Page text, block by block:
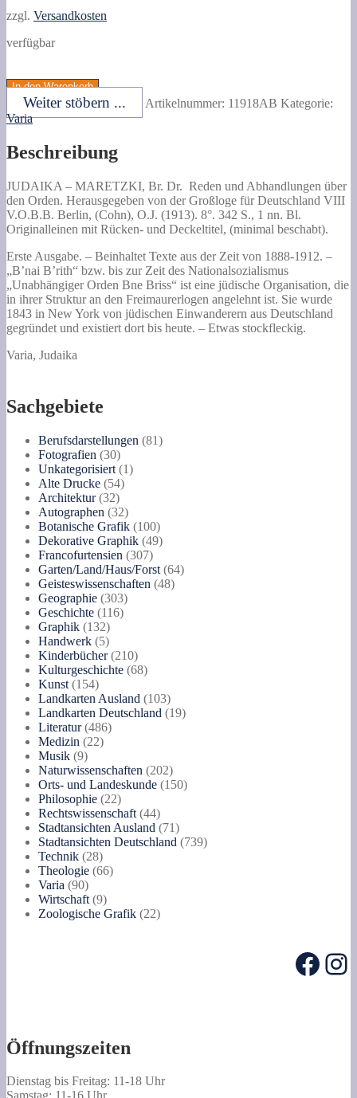
zzgl. Versandkosten
verfügbar
Br.
Reden
und
über
Orden.
Herausgegeben
von
der
für
Deutschland
VIII
V.O.B.B.
Menge
In den Warenkorb
Weiter stöbern ... Artikelnummer: 11918AB Kategorie:
Varia
Beschreibung
JUDAIKA – MARETZKI, Br. Dr. Reden und Abhandlungen über
den Orden. Herausgegeben von der Großloge für Deutschland VIII
V.O.B.B. Berlin, (Cohn), O.J. (1913). 8°. 342 S., 1 nn. Bl.
Originalleinen mit Rücken- und Deckeltitel, (minimal beschabt).
Erste Ausgabe. – Beinhaltet Texte aus der Zeit von 1888-1912. –
„B’nai B’rith“ bzw. bis zur Zeit des Nationalsozialismus
„Unabhängiger Orden Bne Briss“ ist eine jüdische Organisation, die
in ihrer Struktur an den Freimaurerlogen angelehnt ist. Sie wurde
1843 in New York von jüdischen Einwanderern aus Deutschland
gegründet und existiert dort bis heute. – Etwas stockfleckig.
Varia, Judaika
Sachgebiete
Berufsdarstellungen 8181
Fotografien 3030
Produkte
Unkategorisiert 11
Alte Drucke 5454
Architektur 3232
Produkte
Autographen 3232
Produkte
Botanische Grafik 100100
Produkte
Dekorative Graphik 4949
Francofurtensien 307307
Produkte
Garten/Land/Haus/Forst 6464
Geisteswissenschaften 4848
Geographie 303303
Produkte
Geschichte 116116
Graphik 132132
Produkte
Handwerk 55
Produkte
Kinderbücher 210210
Produkte
Kulturgeschichte 6868
Kunst 154154
Produkte
Landkarten Ausland 103103
Produkte
Landkarten Deutschland 1919
Literatur 486486
Medizin 2222
Musik 99
Produkte
Naturwissenschaften 202202
Produkte
Orts- und Landeskunde 150150
Philosophie 2222
Produkte
Rechtswissenschaft 4444
Produkte
Stadtansichten Ausland 7171
Produkte
Stadtansichten Deutschland 739739
Technik 2828
Produkte
Theologie 6666
Varia 9090
Produkte
Wirtschaft 99
Produkte
Zoologische Grafik 2222
Öffnungszeiten
Dienstag bis Freitag: 11-18 Uhr